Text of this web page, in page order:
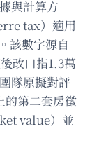
與計算方
tax）適用
該數字源自
改口指1.3萬
隊原擬對評
的第二套房徵
value）並